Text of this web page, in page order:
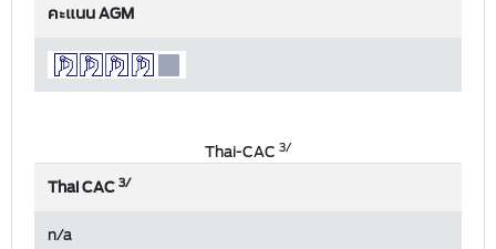
คะแนน AGM
Thai-CAC 3/
Thai CAC3/
n/a